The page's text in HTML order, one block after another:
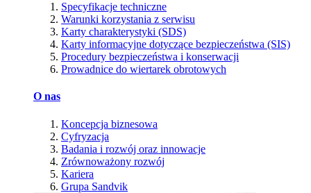
Specyfikacje techniczne
Warunki korzystania z serwisu
Karty charakterystyki (SDS)
Karty informacyjne dotyczące bezpieczeństwa (SIS)
Procedury bezpieczeństwa i konserwacji
Prowadnice do wiertarek obrotowych
O nas
Koncepcja biznesowa
Cyfryzacja
Badania i rozwój oraz innowacje
Zrównoważony rozwój
Kariera
Grupa Sandvik